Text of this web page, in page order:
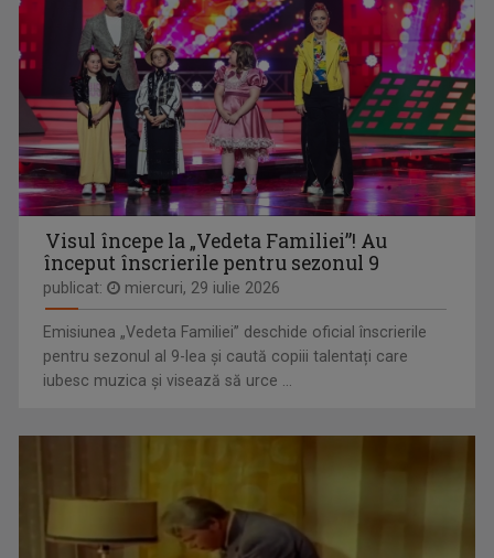
MOZAIKA
"Mozaika" este o producție a Redacției Alte ...
CURSA PRIN ISTORIE
Aventură, întâlniri neaşteptate şi comori ...
„TVR este un vis devenit realitate!" Teodora ...
ȘTEFAN STOICA
Ștefan Stoica este pasionat de pescuit, natură ...
Visul începe la „Vedeta Familiei”! Au
început înscrierile pentru sezonul 9
publicat: miercuri, 29 iulie 2026
Emisiunea „Vedeta Familiei” deschide oficial înscrierile
pentru sezonul al 9-lea și caută copiii talentați care
iubesc muzica și visează să urce ...